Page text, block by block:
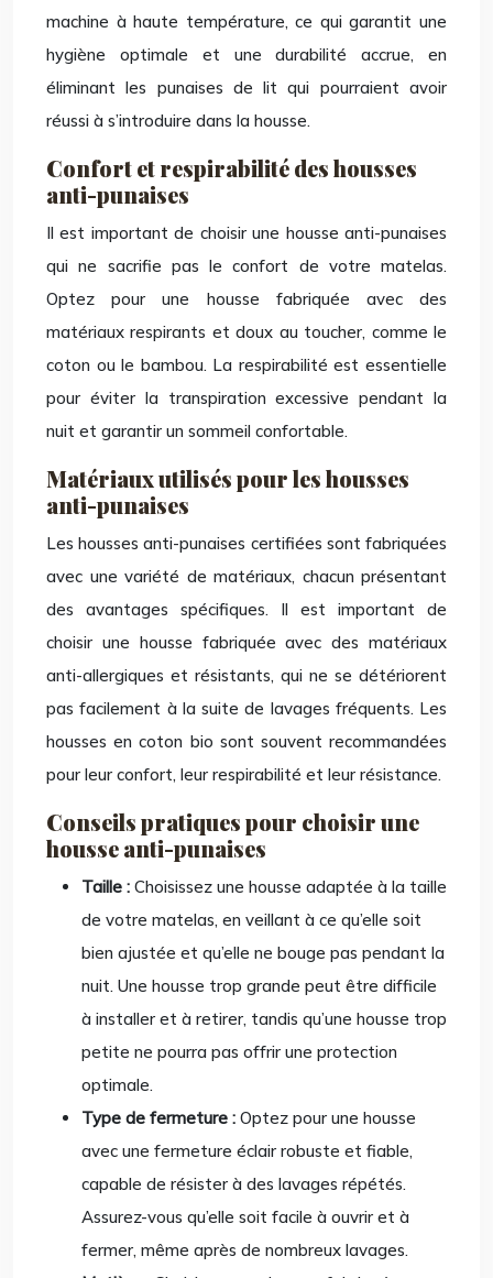
machine à haute température, ce qui garantit une
hygiène optimale et une durabilité accrue, en
éliminant les punaises de lit qui pourraient avoir
réussi à s’introduire dans la housse.
Confort et respirabilité des housses
anti-punaises
Il est important de choisir une housse anti-punaises
qui ne sacrifie pas le confort de votre matelas.
Optez pour une housse fabriquée avec des
matériaux respirants et doux au toucher, comme le
coton ou le bambou. La respirabilité est essentielle
pour éviter la transpiration excessive pendant la
nuit et garantir un sommeil confortable.
Matériaux utilisés pour les housses
anti-punaises
Les housses anti-punaises certifiées sont fabriquées
avec une variété de matériaux, chacun présentant
des avantages spécifiques. Il est important de
choisir une housse fabriquée avec des matériaux
anti-allergiques et résistants, qui ne se détériorent
pas facilement à la suite de lavages fréquents. Les
housses en coton bio sont souvent recommandées
pour leur confort, leur respirabilité et leur résistance.
Conseils pratiques pour choisir une
housse anti-punaises
Taille : Choisissez une housse adaptée à la taille
de votre matelas, en veillant à ce qu’elle soit
bien ajustée et qu’elle ne bouge pas pendant la
nuit. Une housse trop grande peut être difficile
à installer et à retirer, tandis qu’une housse trop
petite ne pourra pas offrir une protection
optimale.
Type de fermeture : Optez pour une housse
avec une fermeture éclair robuste et fiable,
capable de résister à des lavages répétés.
Assurez-vous qu’elle soit facile à ouvrir et à
fermer, même après de nombreux lavages.